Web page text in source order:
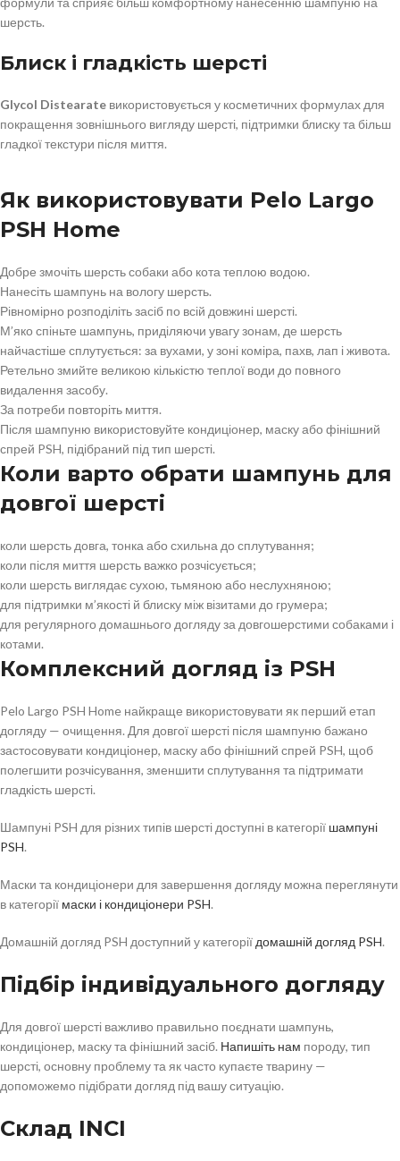
шерсть.
Блиск і гладкість шерсті
Glycol Distearate використовується у косметичних формулах для
покращення зовнішнього вигляду шерсті, підтримки блиску та більш
гладкої текстури після миття.
Як використовувати Pelo Largo
PSH Home
Добре змочіть шерсть собаки або кота теплою водою.
Нанесіть шампунь на вологу шерсть.
Рівномірно розподіліть засіб по всій довжині шерсті.
М’яко спіньте шампунь, приділяючи увагу зонам, де шерсть
найчастіше сплутується: за вухами, у зоні коміра, пахв, лап і живота.
Ретельно змийте великою кількістю теплої води до повного
видалення засобу.
За потреби повторіть миття.
Після шампуню використовуйте кондиціонер, маску або фінішний
спрей PSH, підібраний під тип шерсті.
Коли варто обрати шампунь для
довгої шерсті
коли шерсть довга, тонка або схильна до сплутування;
коли після миття шерсть важко розчісується;
коли шерсть виглядає сухою, тьмяною або неслухняною;
для підтримки м’якості й блиску між візитами до грумера;
для регулярного домашнього догляду за довгошерстими собаками і
котами.
Комплексний догляд із PSH
Pelo Largo PSH Home найкраще використовувати як перший етап
догляду — очищення. Для довгої шерсті після шампуню бажано
застосовувати кондиціонер, маску або фінішний спрей PSH, щоб
полегшити розчісування, зменшити сплутування та підтримати
гладкість шерсті.
Шампуні PSH для різних типів шерсті доступні в категорії шампуні
PSH.
Маски та кондиціонери для завершення догляду можна переглянути
в категорії маски і кондиціонери PSH.
Домашній догляд PSH доступний у категорії домашній догляд PSH.
Підбір індивідуального догляду
Для довгої шерсті важливо правильно поєднати шампунь,
кондиціонер, маску та фінішний засіб. Напишіть нам породу, тип
шерсті, основну проблему та як часто купаєте тварину —
допоможемо підібрати догляд під вашу ситуацію.
Склад INCI